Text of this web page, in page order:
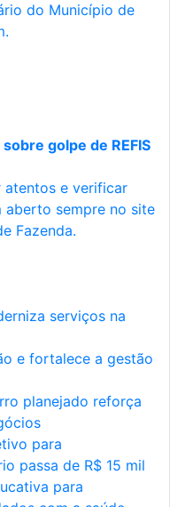
do Município de
golpe de REFIS
atentos e verificar
aberto sempre no site
Fazenda.
serviços na
e fortalece a gestão
planejado reforça
para
passa de R$ 15 mil
para